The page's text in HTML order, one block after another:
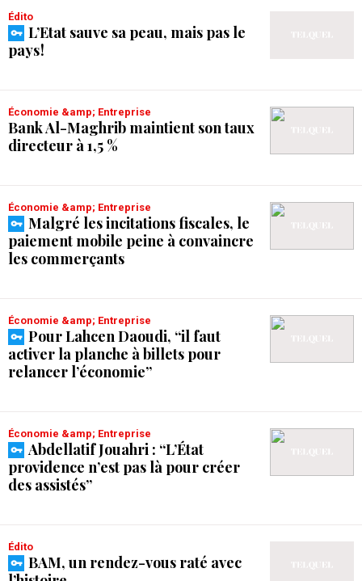
Édito
L’Etat sauve sa peau, mais pas le
pays !
Économie &amp; Entreprise
Bank Al-Maghrib maintient son taux
directeur à 1,5 %
Économie &amp; Entreprise
Malgré les incitations fiscales, le
paiement mobile peine à convaincre
les commerçants
Économie &amp; Entreprise
Pour Lahcen Daoudi, “il faut
activer la planche à billets pour
relancer l’économie”
Économie &amp; Entreprise
Abdellatif Jouahri : “L’État
providence n’est pas là pour créer
des assistés”
Édito
BAM, un rendez-vous raté avec